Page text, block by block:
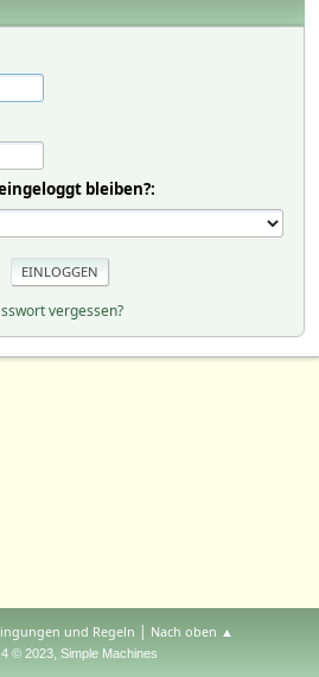
bleiben?:
vergessen?
und Regeln | Nach oben ▲
© 2023, Simple Machines